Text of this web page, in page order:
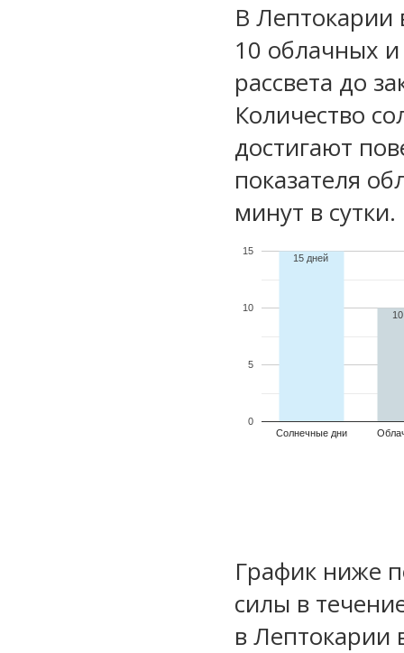
В Лептокарии
10 облачных
рассвета до
Количество
достигают
показателя
минут в сутки.
Солнечные дни
0
5
10
15
15 дней
График ниже
силы в
в Лептокарии